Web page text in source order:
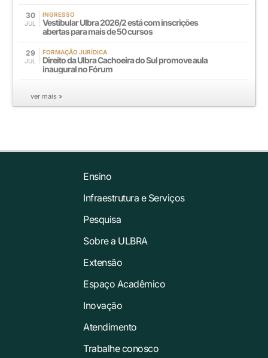
30
JUL
INGRESSO
Vestibular Ulbra 2026/2 está com inscrições
abertas para mais de 50 cursos
29
JUL
FORMAÇÃO JURÍDICA
Direito da Ulbra Cachoeira do Sul promove aula
inaugural no Fórum
ver mais »
Ensino
Infraestrutura e Serviços
Pesquisa
Sobre a ULBRA
Extensão
Espaço Acadêmico
Inovação
Atendimento
Trabalhe conosco